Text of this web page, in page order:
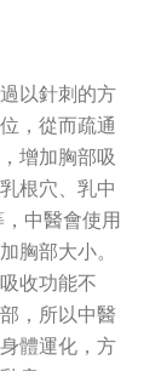
以針刺的方
，從而疏通
增加胸部吸
根穴、乳中
中醫會使用
胸部大小。
收功能不
，所以中醫
體運化，方